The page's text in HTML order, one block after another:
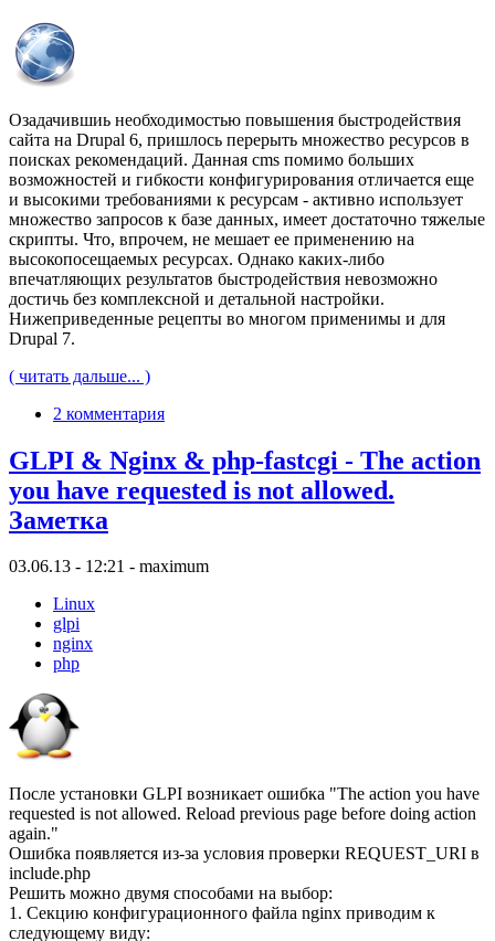
Озадачившиь необходимостью повышения быстродействия
сайта на Drupal 6, пришлось перерыть множество ресурсов в
поисках рекомендаций. Данная cms помимо больших
возможностей и гибкости конфигурирования отличается еще
и высокими требованиями к ресурсам - активно использует
множество запросов к базе данных, имеет достаточно тяжелые
скрипты. Что, впрочем, не мешает ее применению на
высокопосещаемых ресурсах. Однако каких-либо
впечатляющих результатов быстродействия невозможно
достичь без комплексной и детальной настройки.
Нижеприведенные рецепты во многом применимы и для
Drupal 7.
( читать дальше... )
2 комментария
GLPI & Nginx & php-fastcgi - The action
you have requested is not allowed.
Заметка
03.06.13 - 12:21 - maximum
Linux
glpi
nginx
php
После установки GLPI возникает ошибка "The action you have
requested is not allowed. Reload previous page before doing action
again."
Ошибка появляется из-за условия проверки REQUEST_URI в
include.php
Решить можно двумя способами на выбор:
1. Секцию конфигурационного файла nginx приводим к
следующему виду: